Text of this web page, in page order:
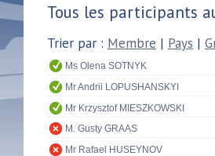
Tous les participants
Trier par : Membre | Pays |
Ms Olena SOTNYK
Mr Andrii LOPUSHANSKYI
Mr Krzysztof MIESZKOWSKI
M. Gusty GRAAS
Mr Rafael HUSEYNOV